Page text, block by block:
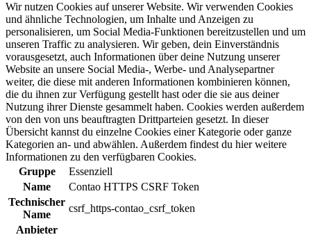
Wir nutzen Cookies auf unserer Website. Wir verwenden Cookies
und ähnliche Technologien, um Inhalte und Anzeigen zu
personalisieren, um Social Media-Funktionen bereitzustellen und um
unseren Traffic zu analysieren. Wir geben, dein Einverständnis
vorausgesetzt, auch Informationen über deine Nutzung unserer
Website an unsere Social Media-, Werbe- und Analysepartner
weiter, die diese mit anderen Informationen kombinieren können,
die du ihnen zur Verfügung gestellt hast oder die sie aus deiner
Nutzung ihrer Dienste gesammelt haben. Cookies werden außerdem
von den von uns beauftragten Drittparteien gesetzt. In dieser
Übersicht kannst du einzelne Cookies einer Kategorie oder ganze
Kategorien an- und abwählen. Außerdem findest du hier weitere
Informationen zu den verfügbaren Cookies.
Gruppe
Essenziell
Name
Contao HTTPS CSRF Token
Technischer
Name
csrf_https-contao_csrf_token
Anbieter